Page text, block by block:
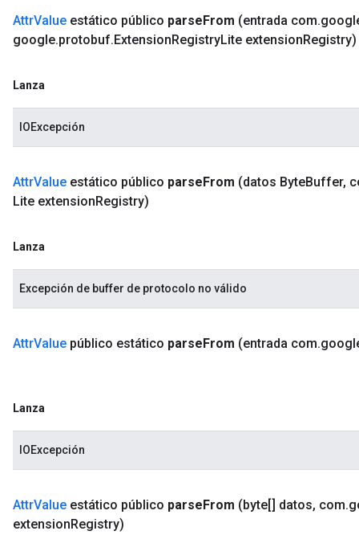
AttrValue estático público parseFrom (entrada com.
google.protobuf.ExtensionRegistryLite extensionRegistry)
Lanza
IOExcepción
AttrValue estático público parseFrom (datos ByteBuffer,
Lite extensionRegistry)
Lanza
Excepción de buffer de protocolo no válido
AttrValue público estático parseFrom (entrada com.
Lanza
IOExcepción
AttrValue estático público parseFrom (byte[] datos, com.
extensionRegistry)